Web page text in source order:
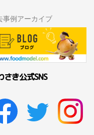
事例アーカイブ
さき公式SNS